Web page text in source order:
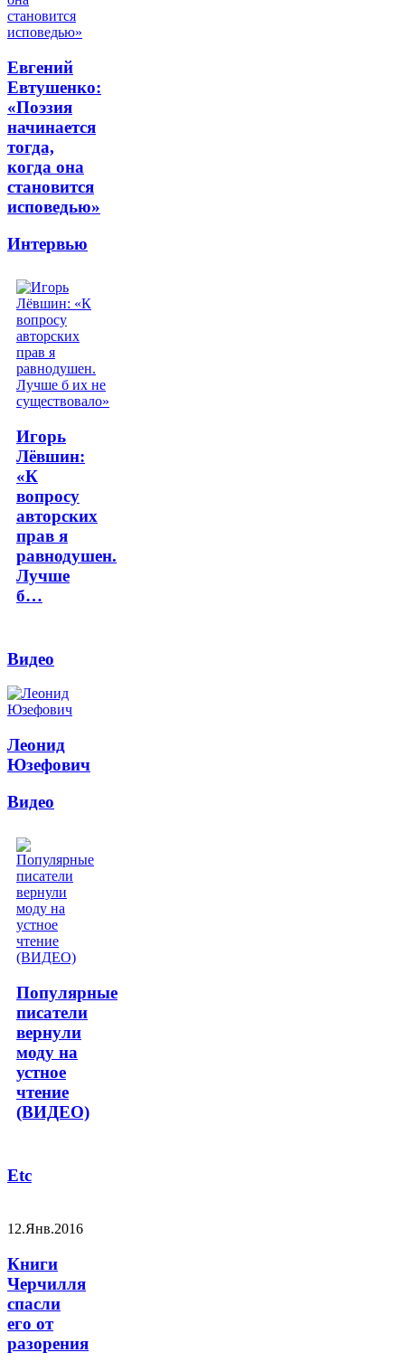
Евгений
Евтушенко:
«Поэзия
начинается
тогда,
когда она
становится
исповедью»
Интервью
Игорь
Лёвшин:
«К
вопросу
авторских
прав я
равнодушен.
Лучше
б…
Видео
Леонид
Юзефович
Видео
Популярные
писатели
вернули
моду на
устное
чтение
(ВИДЕО)
Etc
12.Янв.2016
Книги
Черчилля
спасли
его от
разорения